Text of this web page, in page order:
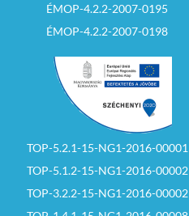
ÉMOP-4.2.2-2007-0195
ÉMOP-4.2.2-2007-0198
TOP-5.2.1-15-NG1-2016-00001
TOP-5.1.2-15-NG1-2016-00002
TOP-3.2.2-15-NG1-2016-00002